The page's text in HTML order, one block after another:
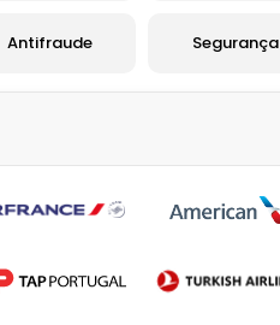
Antifraude Segurança